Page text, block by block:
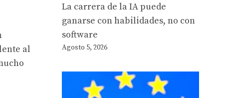
al
La carrera de la IA puede
ganarse con habilidades, no con
software
Agosto 5, 2026